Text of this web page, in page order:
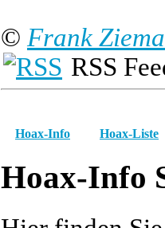
© Frank
RSS
Hoax-Info Hoax-Liste
Hoax-Info